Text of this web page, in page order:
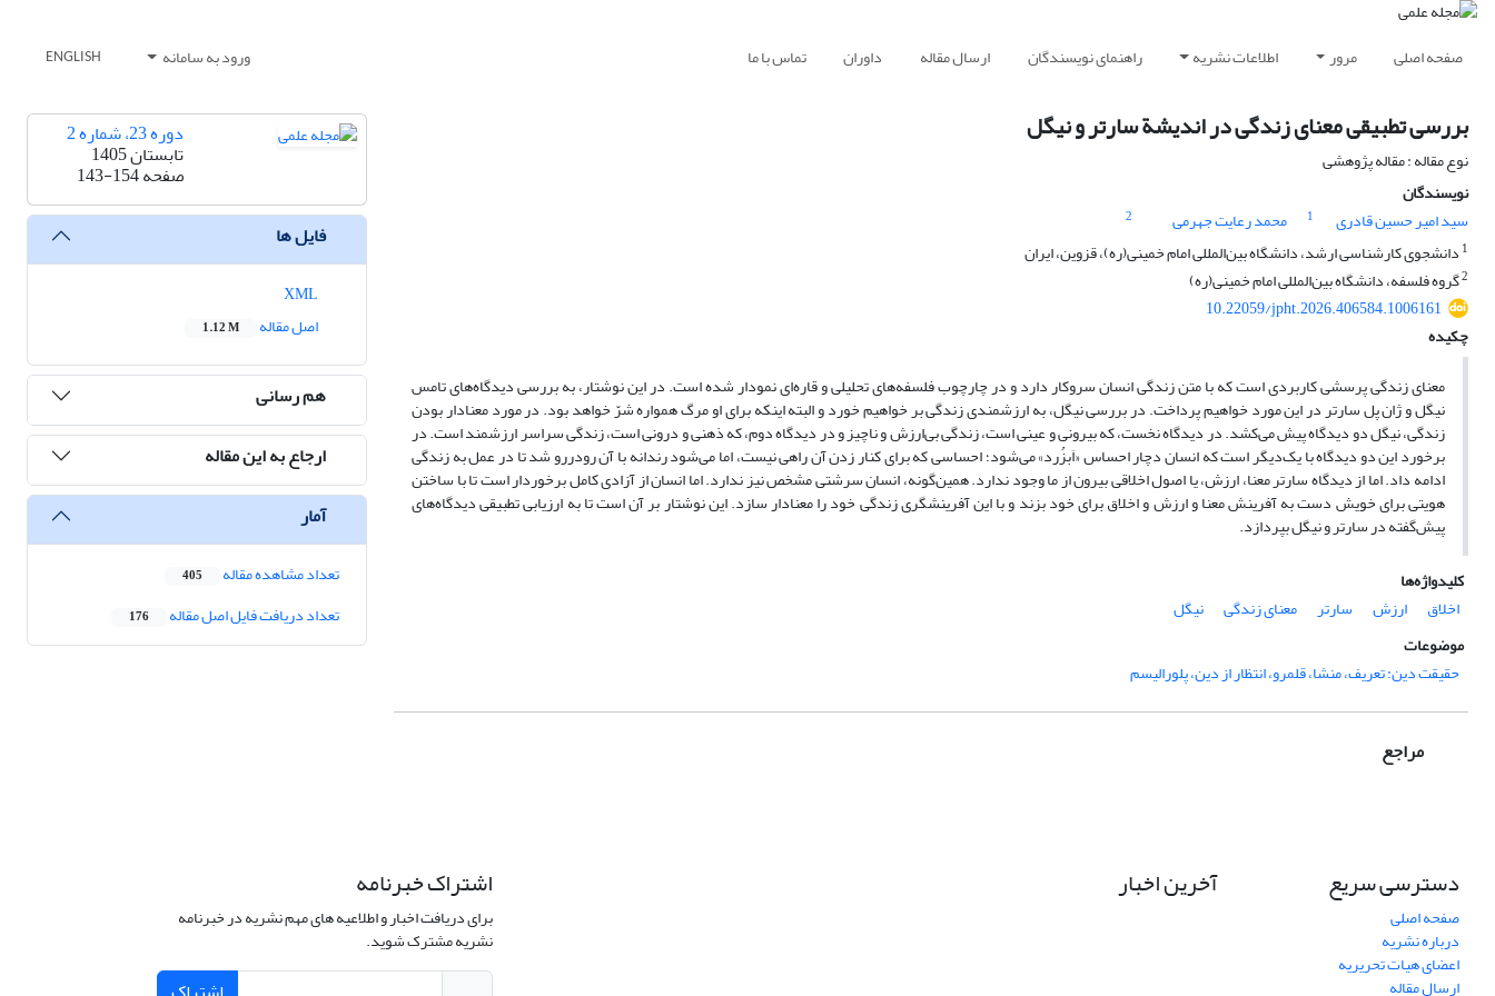
صفحه اصلی مرور اطلاعات نشریه راهنمای نویسندگان ارسال مقاله داوران تماس با ما ورود به سامانه ENGLISH
بررسی تطبیقی معنای زندگی در اندیشة‌ سارتر و نیگل
نوع مقاله : مقاله پژوهشی
نویسندگان
سید امیر حسین قادری
1 محمد رعایت جهرمی
2
1 دانشجوی کارشناسی ارشد، دانشگاه بین‌المللی امام خمینی(ره)، قزوین، ایران
2گروه فلسفه، دانشگاه بین‌المللی امام خمینی(ره)
10.22059/jpht.2026.406584.1006161
چکیده
معنای زندگی پرسشی کاربردی است که با متن زندگی انسان سروکار دارد و در چارچوب فلسفه‌های تحلیلی و قاره‌ای نمودار شده است. در این نوشتار، به بررسی دیدگاه‌های تامس
نیگل و ژان پل سارتر در این مورد خواهیم پرداخت. در بررسی نیگل، به ارزشمندی زندگی بر خواهیم خورد و البته اینکه برای او مرگ همواره شرّ خواهد بود. در مورد معنادار بودن
زندگی، نیگل دو دیدگاه پیش می‌کشد. در دیدگاه نخست، که بیرونی و عینی است، زندگی بی‌ارزش و ناچیز و در دیدگاه دوم، که ذهنی و درونی است، زندگی سراسر ارزشمند است. در
برخورد این دو دیدگاه با یک‌دیگر است که انسان دچار احساس «اَبزُرد» می‌شود؛ احساسی که برای کنار زدن آن راهی نیست، اما می‌شود رندانه با آن رودررو شد تا در عمل به زندگی
ادامه داد. اما از دیدگاه سارتر معنا، ارزش، یا اصول اخلاقی بیرون از ما وجود ندارد. همین‌گونه، انسان سرشتی مشخص نیز ندارد. اما انسان از آزادی کامل برخوردار است تا با ساختن
هویتی برای خویش دست به آفرینش معنا و ارزش و اخلاق برای خود بزند و با این آفرینشگری زندگی خود را معنادار سازد. این نوشتار بر آن است تا به ارزیابی تطبیقی دیدگاه‌های
پیش‌گفته در سارتر و نیگل بپردازد.
کلیدواژه‌ها
اخلاق
ارزش سارتر معنای زندگی
نیگل
موضوعات
حقیقت دین: تعریف، منشا، قلمرو، انتظار از دین، پلورالیسم
مراجع
دوره 23، شماره 2
تابستان 1405
صفحه143-154
فایل ها
اصل مقاله
1.12 M
هم رسانی
ارجاع به این مقاله
آمار
تعداد مشاهده مقاله 405
تعداد دریافت فایل اصل مقاله 176
دسترسی سریع
صفحه اصلی
درباره نشریه
اعضای هیات تحریریه
ارسال مقاله
آخرین اخبار اشتراک خبرنامه
برای دریافت اخبار و اطلاعیه های مهم نشریه در خبرنامه
نشریه مشترک شوید.